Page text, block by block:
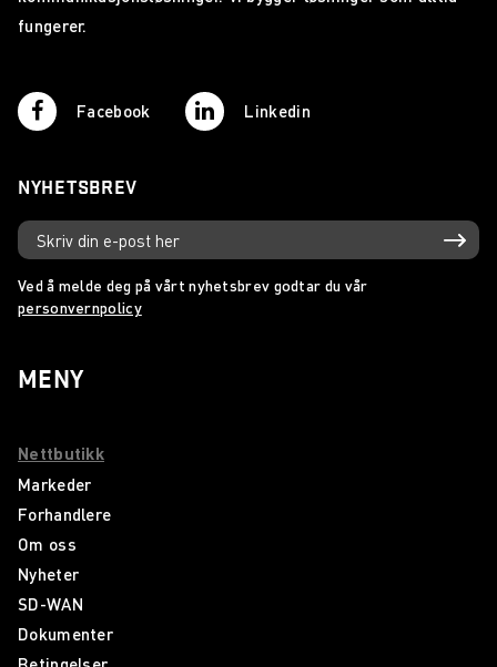
fungerer.
Facebook Linkedin
NYHETSBREV
Ved å melde deg på vårt nyhetsbrev godtar du vår
personvernpolicy
MENY
Nettbutikk
Markeder
Forhandlere
Om oss
Nyheter
SD-WAN
Dokumenter